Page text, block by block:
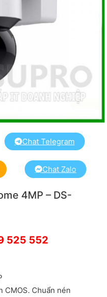
Chat Telegram
Chat Zalo
4MP – DS-
525 552
CMOS. Chuẩn nén